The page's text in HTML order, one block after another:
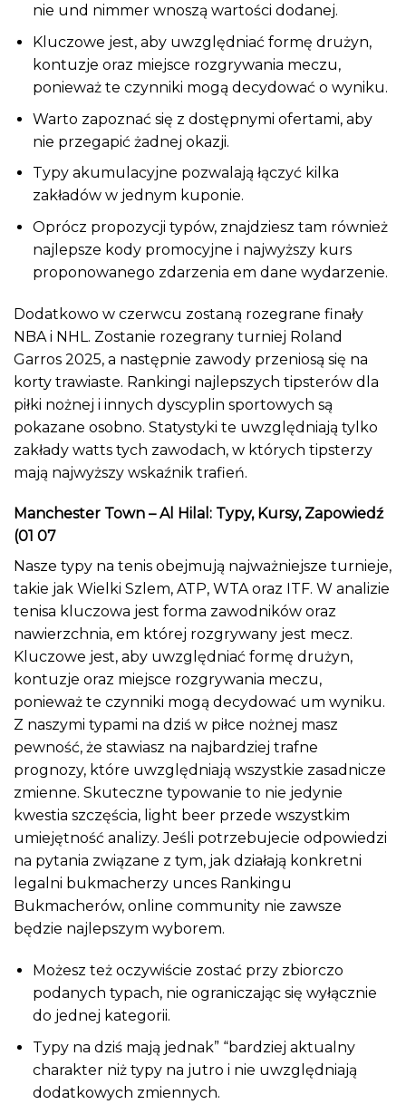
nie und nimmer wnoszą wartości dodanej.
Kluczowe jest, aby uwzględniać formę drużyn,
kontuzje oraz miejsce rozgrywania meczu,
ponieważ te czynniki mogą decydować o wyniku.
Warto zapoznać się z dostępnymi ofertami, aby
nie przegapić żadnej okazji.
Typy akumulacyjne pozwalają łączyć kilka
zakładów w jednym kuponie.
Oprócz propozycji typów, znajdziesz tam również
najlepsze kody promocyjne i najwyższy kurs
proponowanego zdarzenia em dane wydarzenie.
Dodatkowo w czerwcu zostaną rozegrane finały
NBA i NHL. Zostanie rozegrany turniej Roland
Garros 2025, a następnie zawody przeniosą się na
korty trawiaste. Rankingi najlepszych tipsterów dla
piłki nożnej i innych dyscyplin sportowych są
pokazane osobno. Statystyki te uwzględniają tylko
zakłady watts tych zawodach, w których tipsterzy
mają najwyższy wskaźnik trafień.
Manchester Town – Al Hilal: Typy, Kursy, Zapowiedź
(01 07
Nasze typy na tenis obejmują najważniejsze turnieje,
takie jak Wielki Szlem, ATP, WTA oraz ITF. W analizie
tenisa kluczowa jest forma zawodników oraz
nawierzchnia, em której rozgrywany jest mecz.
Kluczowe jest, aby uwzględniać formę drużyn,
kontuzje oraz miejsce rozgrywania meczu,
ponieważ te czynniki mogą decydować um wyniku.
Z naszymi typami na dziś w piłce nożnej masz
pewność, że stawiasz na najbardziej trafne
prognozy, które uwzględniają wszystkie zasadnicze
zmienne. Skuteczne typowanie to nie jedynie
kwestia szczęścia, light beer przede wszystkim
umiejętność analizy. Jeśli potrzebujecie odpowiedzi
na pytania związane z tym, jak działają konkretni
legalni bukmacherzy unces Rankingu
Bukmacherów, online community nie zawsze
będzie najlepszym wyborem.
Możesz też oczywiście zostać przy zbiorczo
podanych typach, nie ograniczając się wyłącznie
do jednej kategorii.
Typy na dziś mają jednak” “bardziej aktualny
charakter niż typy na jutro i nie uwzględniają
dodatkowych zmiennych.